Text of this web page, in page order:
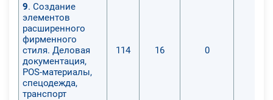
9. Создание
элементов
расширенного
фирменного
стиля. Деловая
документация,
POS-материалы,
спецодежда,
транспорт
114 16 0